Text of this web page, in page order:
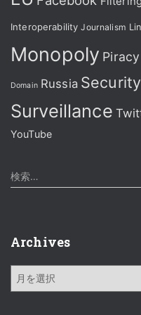
Interoperability Journalism
Monopoly Piracy
Domain Russia Security
Surveillance
YouTube
検
索
検索…
Archives